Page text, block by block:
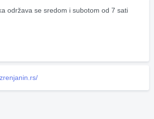
održava se sredom i subotom od 7 sati